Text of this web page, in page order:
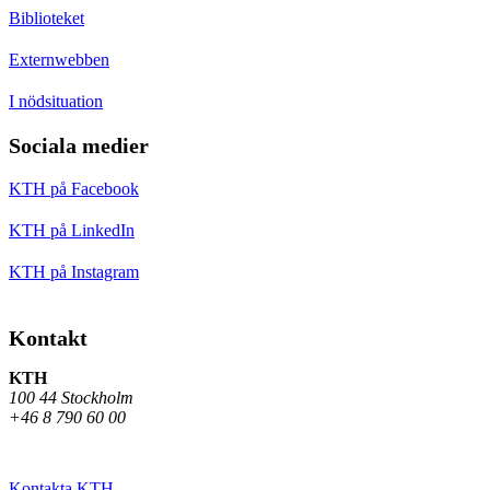
Biblioteket
Externwebben
I nödsituation
Sociala medier
KTH på Facebook
KTH på LinkedIn
KTH på Instagram
Kontakt
KTH
100 44 Stockholm
+46 8 790 60 00